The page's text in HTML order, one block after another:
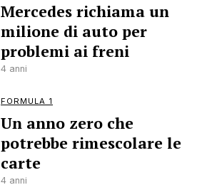
Mercedes richiama un
milione di auto per
problemi ai freni
4 anni
FORMULA 1
Un anno zero che
potrebbe rimescolare le
carte
4 anni